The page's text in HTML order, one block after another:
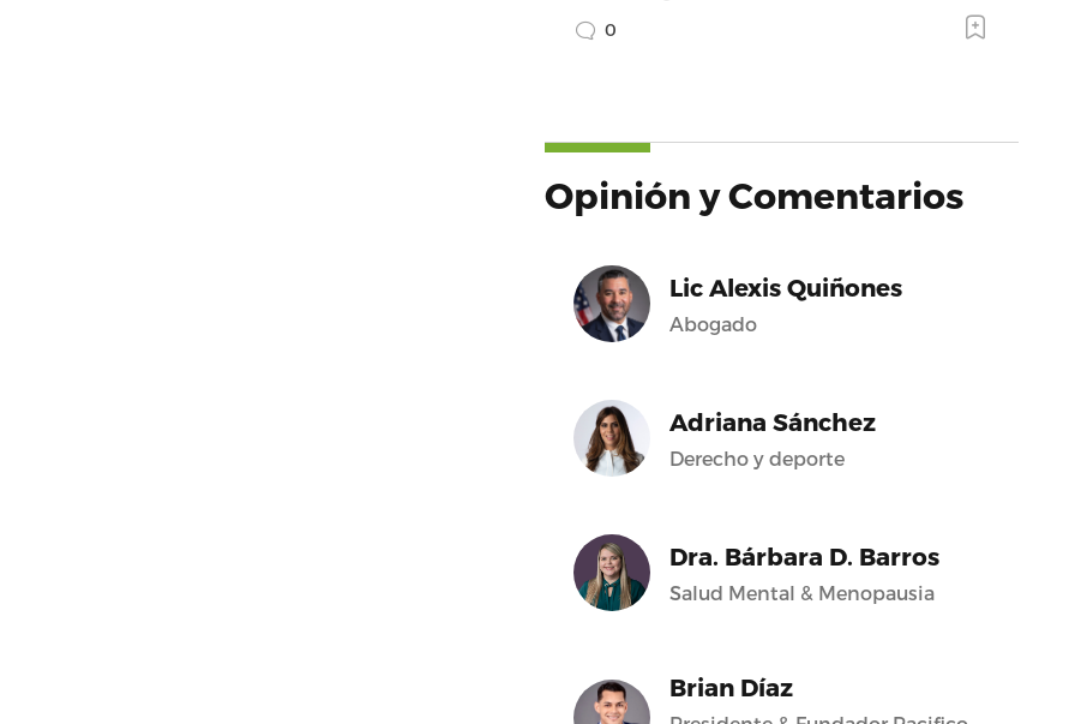
0
Opinión y Comentarios
Lic Alexis Quiñones
Abogado
Adriana Sánchez
Derecho y deporte
Dra. Bárbara D. Barros
Salud Mental & Menopausia
Brian Díaz